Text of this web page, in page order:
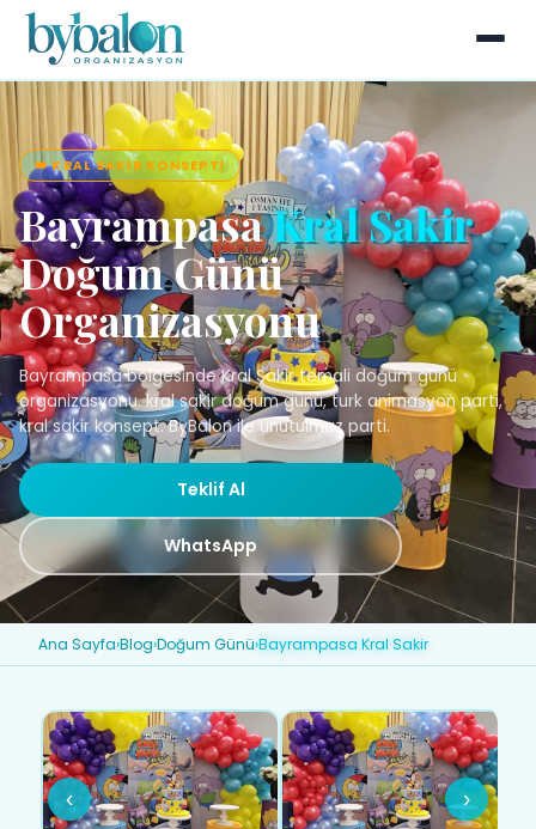
👑 KRAL SAKIR KONSEPTI
BayrampasaKral Sakir
Doğum Günü
Organizasyonu
Bayrampasa bölgesinde Kral Sakir temali doğum günü
organizasyonu. kral sakir doğum günü, turk animasyon parti,
kral sakir konsept. ByBalon ile unutulmaz parti.
Teklif Al
WhatsApp
Ana Sayfa›Blog›Doğum Günü›Bayrampasa Kral Sakir
‹ ›